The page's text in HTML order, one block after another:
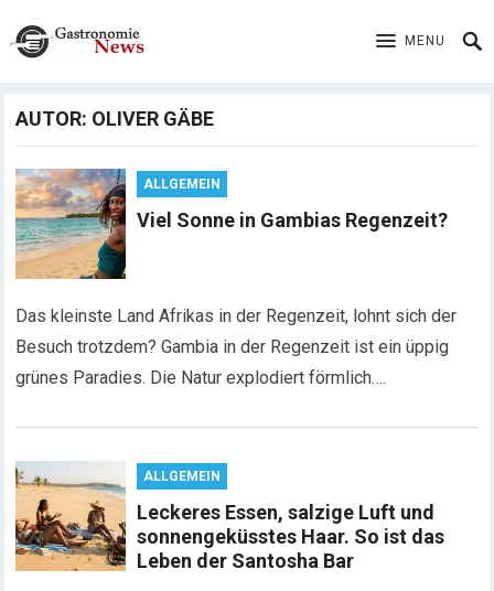
MENU
AUTOR: OLIVER GÄBE
ALLGEMEIN
Viel Sonne in Gambias Regenzeit?
Das kleinste Land Afrikas in der Regenzeit, lohnt sich der
Besuch trotzdem? Gambia in der Regenzeit ist ein üppig
grünes Paradies. Die Natur explodiert förmlich….
ALLGEMEIN
Leckeres Essen, salzige Luft und
sonnengeküsstes Haar. So ist das
Leben der Santosha Bar